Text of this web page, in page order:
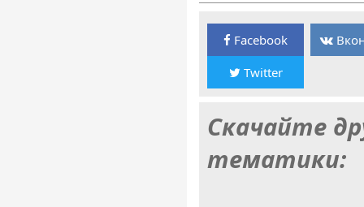
Facebook
Twitter
Скачайте
тематики: